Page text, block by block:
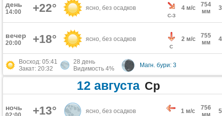
день
14:00 +22° ясно, без осадков
С-З
4 м/с
754
мм
вечер
20:00 +18° ясно, без осадков
С
2 м/с
755
мм
Восход: 05:41
Закат: 20:32
28 день
Видимость 4%
Магн. бури: 3
12 августа Ср
ночь +13° ясно, без осадков 1 м/с
756
мм